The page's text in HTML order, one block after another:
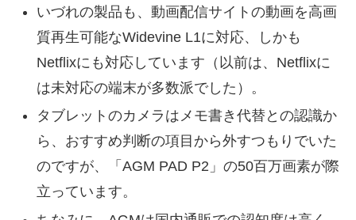
いづれの製品も、動画配信サイトの動画を高画
質再生可能なWidevine L1に対応、しかも
Netflixにも対応しています（以前は、Netflixに
は未対応の端末が多数派でした）。
タブレットのカメラはメモ書き代替との認識か
ら、おすすめ判断の項目から外すつもりでいた
のですが、「AGM PAD P2」の50百万画素が際
立っています。